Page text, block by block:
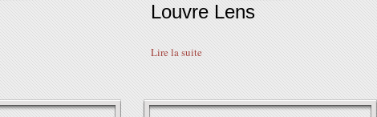
Louvre Lens
Lire la suite